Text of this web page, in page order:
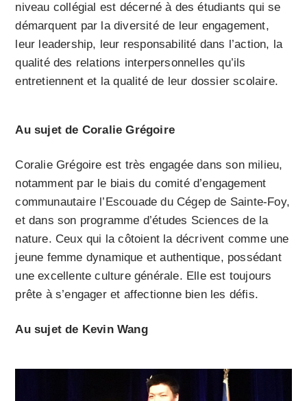
niveau collégial est décerné à des étudiants qui se
démarquent par la diversité de leur engagement,
leur leadership, leur responsabilité dans l’action, la
qualité des relations interpersonnelles qu’ils
entretiennent et la qualité de leur dossier scolaire.
Au sujet de Coralie Grégoire
Coralie Grégoire est très engagée dans son milieu,
notamment par le biais du comité d’engagement
communautaire l’Escouade du Cégep de Sainte-Foy,
et dans son programme d’études Sciences de la
nature. Ceux qui la côtoient la décrivent comme une
jeune femme dynamique et authentique, possédant
une excellente culture générale. Elle est toujours
prête à s’engager et affectionne bien les défis.
Au sujet de Kevin Wang